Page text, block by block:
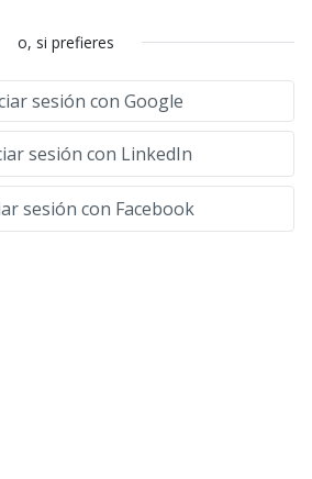
o, si prefieres
sesión con Google
sesión con LinkedIn
sesión con Facebook